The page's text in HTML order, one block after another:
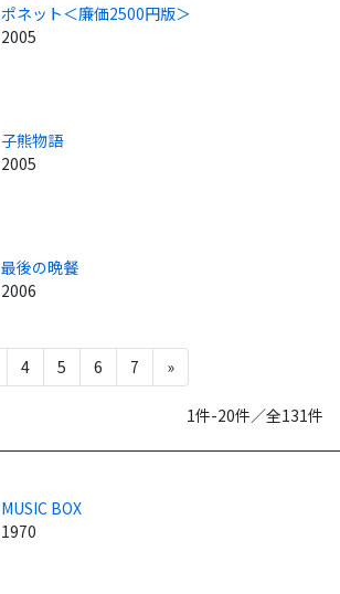
ポネット＜廉価2500円版＞
2005
子熊物語
2005
最後の晩餐
2006
4 5 6 7 »
1件-20件／全131件
MUSIC BOX
1970